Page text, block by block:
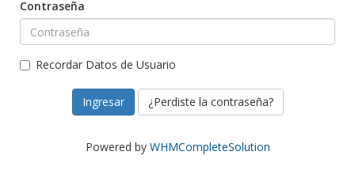
Contraseña
Recordar Datos de Usuario
¿Perdiste la contraseña?
Powered by WHMCompleteSolution